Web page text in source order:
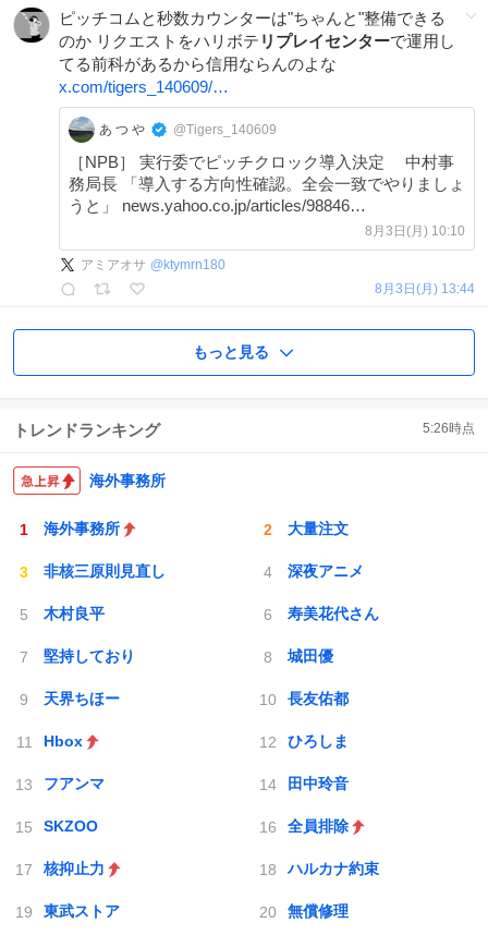
ピッチコムと秒数カウンターは"ちゃんと"整備できる
のか リクエストをハリボテ リプレイセンターで運用し
てる前科があるから信用ならんのよな
x.com/tigers_140609/…
あ つ や @Tigers_140609
［NPB］ 実行委でピッチクロック導入決定 中村事
務局長 「導入する方向性確認。全会一致でやりましょ
うと」 news.yahoo.co.jp/articles/98846…
8月3日(月) 10:10
アミアオサ @ ktymrn180
8月3日(月) 13:44
もっと見る
トレンドランキング 5:26時点
海外事務所
海外事務所 大量注文
非核三原則見直し 深夜アニメ
木村良平 寿美花代さん
堅持しており 城田優
天界ちほー 長友佑都
Hbox ひろしま
フアンマ 田中玲音
SKZOO 全員排除
核抑止力 ハルカナ約束
東武ストア 無償修理